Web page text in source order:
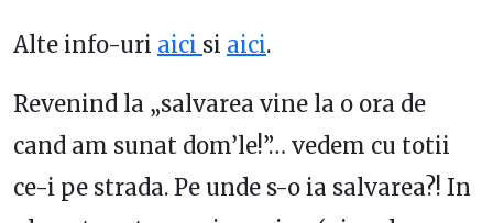
Alte info-uri aici si aici.
Revenind la „salvarea vine la o ora de
cand am sunat dom’le!”… vedem cu totii
ce-i pe strada. Pe unde s-o ia salvarea?! In